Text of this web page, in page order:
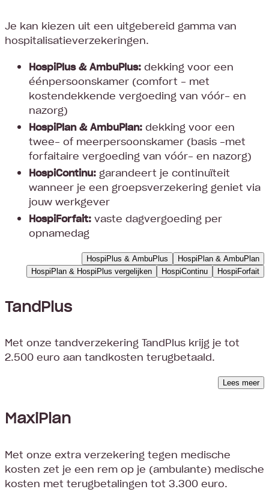
Je kan kiezen uit een uitgebereid gamma van
hospitalisatieverzekeringen.
HospiPlus & AmbuPlus: dekking voor een
éénpersoonskamer (comfort - met
kostendekkende vergoeding van vóór- en
nazorg)
HospiPlan & AmbuPlan: dekking voor een
twee- of meerpersoonskamer (basis -met
forfaitaire vergoeding van vóór- en nazorg)
HospiContinu: garandeert je continuïteit
wanneer je een groepsverzekering geniet via
jouw werkgever
HospiForfait: vaste dagvergoeding per
opnamedag
HospiPlus & AmbuPlus
HospiPlan & AmbuPlan
HospiPlan & HospiPlus vergelijken
HospiContinu HospiForfait
TandPlus
Met onze tandverzekering TandPlus krijg je tot
2.500 euro aan tandkosten terugbetaald.
Lees meer
MaxiPlan
Met onze extra verzekering tegen medische
kosten zet je een rem op je (ambulante) medische
kosten met terugbetalingen tot 3.300 euro.